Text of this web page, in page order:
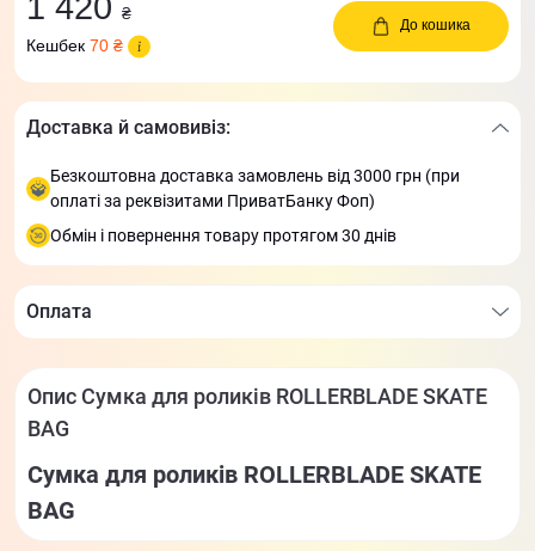
₴
Кешбек 70 ₴
До кошика
Доставка й самовивіз:
Безкоштовна доставка замовлень від 3000 грн (при
оплаті за реквізитами ПриватБанку Фоп)
Обмін і повернення товару протягом 30 днів
Оплата
Опис Сумка для роликів ROLLERBLADE SKATE
BAG
Сумка для роликів ROLLERBLADE SKATE
BAG